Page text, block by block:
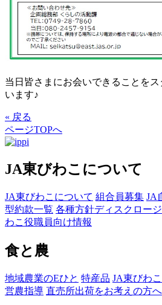
当日皆さまにお会いできることを
います♪
« 戻る
ページTOPへ
JA東びわこについて
JA東びわこについて 組合員募集 JA
型約款一覧 各種方針ディスクロー
わこ役職員向け情報
食と農
地域農業のEひと 特産品 JA東びわ
営農指導 直売所出荷をお考えの方へ